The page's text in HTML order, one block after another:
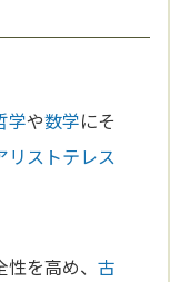
学や数学にそ
リストテレス
性を高め、古